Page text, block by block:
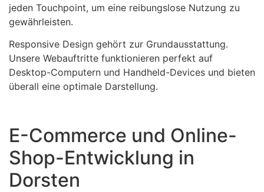
jeden Touchpoint, um eine reibungslose Nutzung zu
gewährleisten.
Responsive Design gehört zur Grundausstattung.
Unsere Webauftritte funktionieren perfekt auf
Desktop-Computern und Handheld-Devices und bieten
überall eine optimale Darstellung.
E-Commerce und Online-
Shop-Entwicklung in
Dorsten